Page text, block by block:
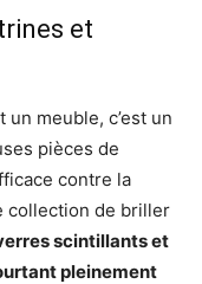
et
meuble, c’est un
pièces de
contre la
collection de briller
scintillants et
pleinement